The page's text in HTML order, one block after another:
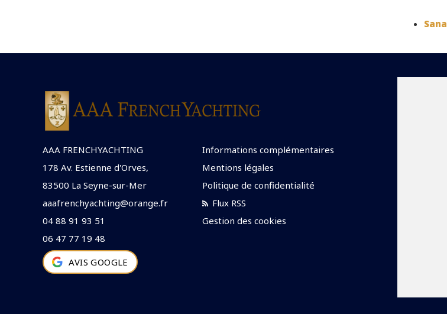
AAA FRENCHYACHTING
178 Av. Estienne d'Orves,
83500 La Seyne-sur-Mer
aaafrenchyachting@orange.fr
04 88 91 93 51
06 47 77 19 48
AVIS GOOGLE
Informations complémentaires
Mentions légales
Politique de confidentialité
Flux RSS
Gestion des cookies